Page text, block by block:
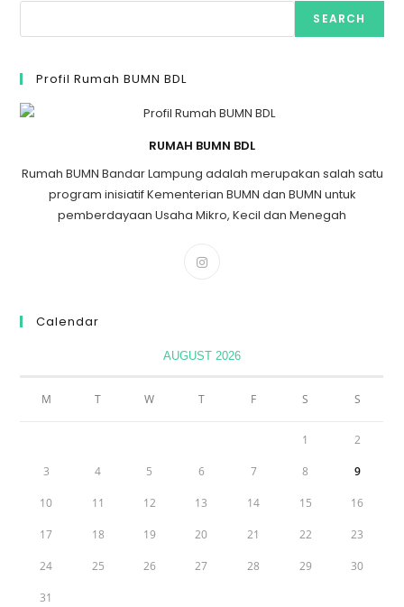
SEARCH
Profil Rumah BUMN BDL
RUMAH BUMN BDL
Rumah BUMN Bandar Lampung adalah merupakan salah satu
program inisiatif Kementerian BUMN dan BUMN untuk
pemberdayaan Usaha Mikro, Kecil dan Menegah
Calendar
AUGUST 2026
M T W T F S S
1 2
3 4 5 6 7 8 9
10 11 12 13 14 15 16
17 18 19 20 21 22 23
24 25 26 27 28 29 30
31